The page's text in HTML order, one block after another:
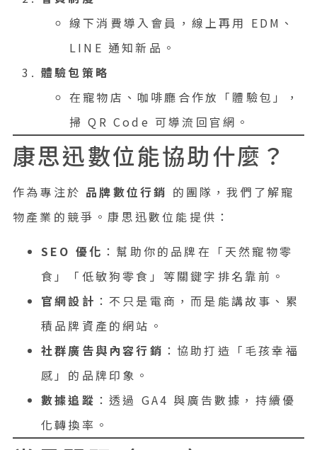
線下消費導入會員，線上再用 EDM、
LINE 通知新品。
體驗包策略
在寵物店、咖啡廳合作放「體驗包」，
掃 QR Code 可導流回官網。
康思迅數位能協助什麼？
作為專注於 品牌數位行銷 的團隊，我們了解寵
物產業的競爭。康思迅數位能提供：
SEO 優化 ：幫助你的品牌在「天然寵物零
食」「低敏狗零食」等關鍵字排名靠前。
官網設計 ：不只是電商，而是能講故事、累
積品牌資產的網站。
社群廣告與內容行銷 ：協助打造「毛孩幸福
感」的品牌印象。
數據追蹤 ：透過 GA4 與廣告數據，持續優
化轉換率。